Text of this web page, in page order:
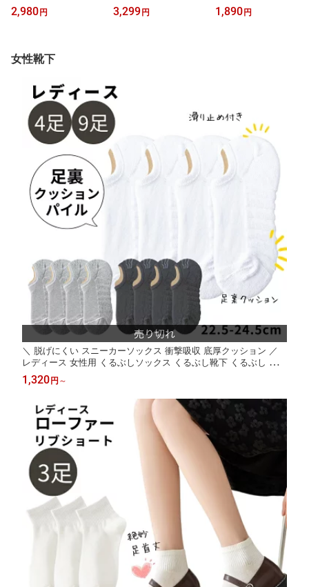
折りたたみ 自動開閉 大
きい 104cm-90cm 小さ
み 折りたたみ傘 大きい
サイズ UVカット 完全遮
50+ 傘 かさ 雨傘 男性 男
性用 折り畳み傘 8本骨 黒
2,980円
★3780円→3299円】 20
26 日本企業 保証あり ク
カー リュック クリップ
付きファン クリップ付き
扇風機
3,299円
苦しくない ／ フェイス
カバー uv フェイスマス
ース
1,890円
女性靴下
＼ 脱げにくい スニーカーソックス 衝撃吸収 底厚クッション ／
レディース 女性用 くるぶしソックス くるぶし靴下 くるぶし 靴下
ソックス スニーカー 綿 ポリ 厚手 パイル 脱げない 滑り止め 浅履
き 無地 黒 白 グレー レディース靴下 春 夏 秋 冬 22.5-25cm 4足
1,320円 ～